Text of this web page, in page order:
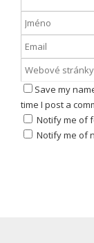
Save my
time I post a
Notify me of
Notify me of